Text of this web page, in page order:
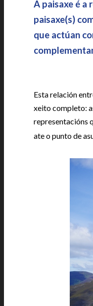
A paisaxe é a
paisaxe(s)
que actúan
Esta relación
xeito completo:
representacións
ate o punto de